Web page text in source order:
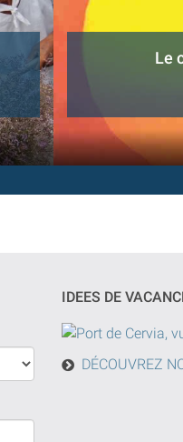
Le
IDEES DE
DÉCOUVREZ